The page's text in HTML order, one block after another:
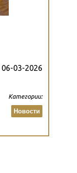
06-03-2026
Категории:
Новости